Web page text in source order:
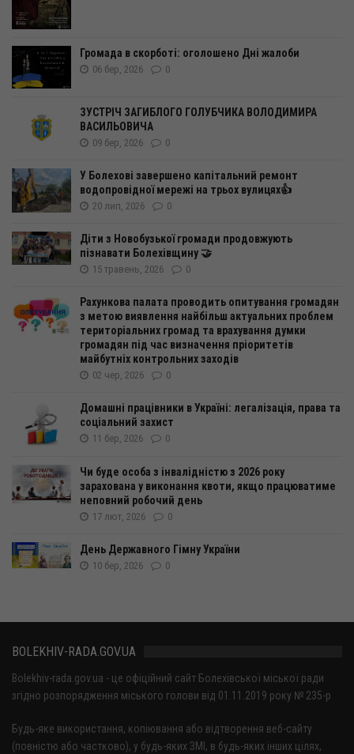
Громада в скорботі: оголошено Дні жалоби
06 бер, 2026 0
ЗУСТРІЧ ЗАГИБЛОГО ГОЛУБЧИКА ВОЛОДИМИРА
ВАСИЛЬОВИЧА
09 бер, 2026 0
У Болехові завершено капітальний ремонт
водопровідної мережі на трьох вулицях👍
20 лип, 2026 0
Діти з Новобузької громади продовжують
пізнавати Болехівщину 🤝
15 травень, 2026 0
Рахункова палата проводить опитування громадян
з метою виявлення найбільш актуальних проблем
територіальних громад та врахування думки
громадян під час визначення пріоритетів
майбутніх контрольних заходів
02 чер, 2026 0
Домашні працівники в Україні: легалізація, права та
соціальний захист
11 бер, 2026 0
Чи буде особа з інвалідністю з 2026 року
зарахована у виконання квоти, якщо працюватиме
неповний робочий день
17 лют, 2026 0
День Державного Гімну України
10 бер, 2026 0
BOLEKHIV-RADA.GOV.UA
Bolekhiv-rada.gov.ua - це офіційний сайт Болехівської міської ради
згідно розпорядження міського голови від 01.11.2019 року № 235-р
Будь-яке використання, копіювання або відтворення веб-сайту
(повністю або частково), у будь-яких ЗМІ, в будь-яких інших цілях,